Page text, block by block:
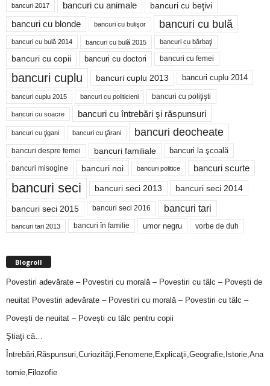
bancuri 2017 bancuri cu animale bancuri cu beţivi
bancuri cu blonde bancuri cu bulişor bancuri cu bulă
bancuri cu bulă 2014 bancuri cu bulă 2015 bancuri cu bărbaţi
bancuri cu copii bancuri cu doctori bancuri cu femei
bancuri cuplu bancuri cuplu 2013 bancuri cuplu 2014
bancuri cuplu 2015 bancuri cu politicieni bancuri cu poliţişti
bancuri cu soacre bancuri cu întrebări şi răspunsuri
bancuri cu ţigani bancuri cu ţărani bancuri deocheate
bancuri despre femei bancuri familiale bancuri la şcoală
bancuri misogine bancuri noi bancuri politice bancuri scurte
bancuri seci bancuri seci 2013 bancuri seci 2014
bancuri seci 2015 bancuri seci 2016 bancuri tari
bancuri tari 2013 bancuri în familie umor negru vorbe de duh
Blogroll
Povestiri adevărate – Povestiri cu morală – Povestiri cu tâlc – Povești de
neuitat Povestiri adevărate – Povestiri cu morală – Povestiri cu tâlc –
Povești de neuitat – Povești cu tâlc pentru copii
Ştiaţi că…
Întrebări,Răspunsuri,Curiozităţi,Fenomene,Explicaţii,Geografie,Istorie,Ana
tomie,Filozofie